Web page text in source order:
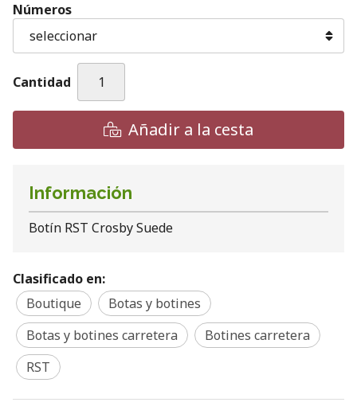
Números
Cantidad
Añadir a la cesta
Información
Botín RST Crosby Suede
Clasificado en:
Boutique
Botas y botines
Botas y botines carretera
Botines carretera
RST